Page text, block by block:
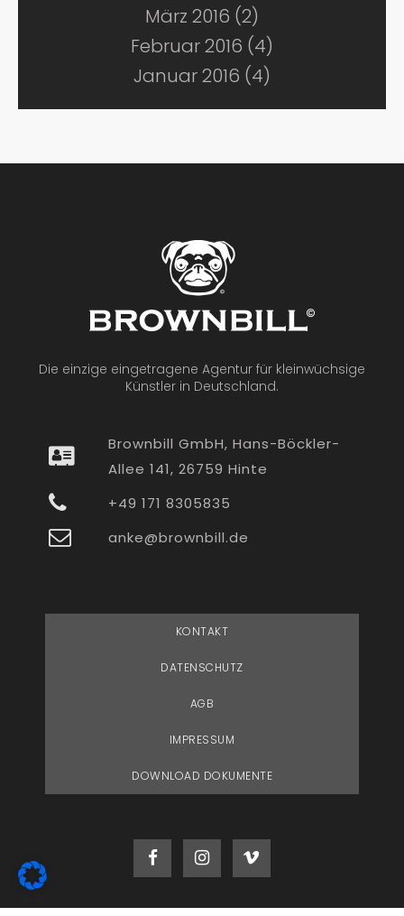
März 2016 (2)
Februar 2016 (4)
Januar 2016 (4)
Die einzige eingetragene Agentur für kleinwüchsige
Künstler in Deutschland.
Brownbill GmbH, Hans-Böckler-
Allee 141, 26759 Hinte
+49 171 8305835
anke@brownbill.de
KONTAKT
DATENSCHUTZ
AGB
IMPRESSUM
DOWNLOAD DOKUMENTE